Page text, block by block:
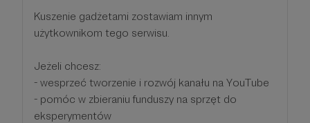
Kuszenie gadżetami zostawiam innym
użytkownikom tego serwisu.
Jeżeli chcesz:
- wesprzeć tworzenie i rozwój kanału na YouTube
- pomóc w zbieraniu funduszy na sprzęt do
eksperymentów